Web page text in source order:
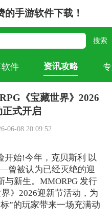
手游软件下载！
件 资讯攻略
《宝藏世界》2026
式开启
06-08 20:09:52
开始!今年，克贝斯利 以
曾被认为已经灭绝的迎
与新生。MMORPG 发行
》2026迎新节活动，为
”的玩家带来一场充满动